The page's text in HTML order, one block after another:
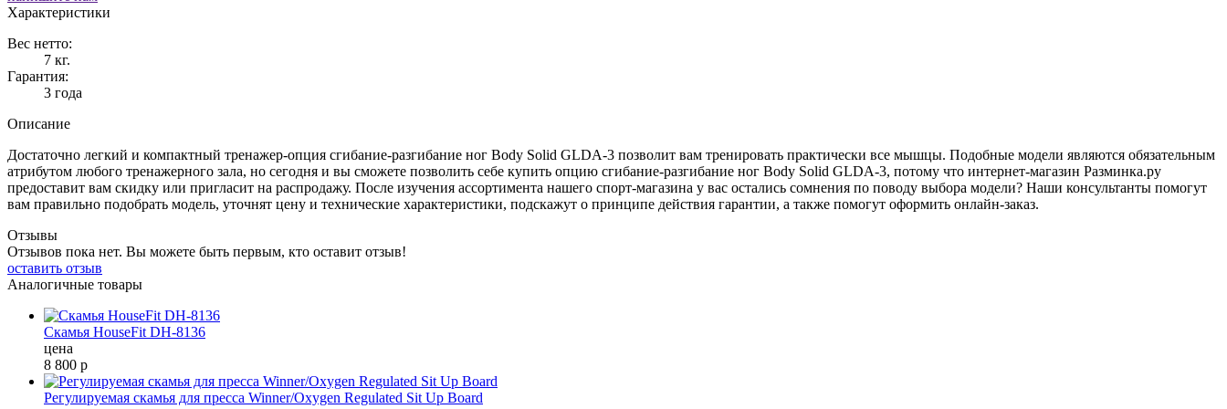
Характеристики
Вес нетто:
7 кг.
Гарантия:
3 года
Описание
Достаточно легкий и компактный тренажер-опция сгибание-разгибание ног Body Solid GLDA-3 позволит вам тренировать практически все мышцы. Подобные модели являются обязательным
атрибутом любого тренажерного зала, но сегодня и вы сможете позволить себе купить опцию сгибание-разгибание ног Body Solid GLDA-3, потому что интернет-магазин Разминка.ру
предоставит вам скидку или пригласит на распродажу. После изучения ассортимента нашего спорт-магазина у вас остались сомнения по поводу выбора модели? Наши консультанты помогут
вам правильно подобрать модель, уточнят цену и технические характеристики, подскажут о принципе действия гарантии, а также помогут оформить онлайн-заказ.
Отзывы
Отзывов пока нет. Вы можете быть первым, кто оставит отзыв!
оставить отзыв
Аналогичные товары
Скамья HouseFit DH-8136
цена
8 800 р
Регулируемая скамья для пресса Winner/Oxygen Regulated Sit Up Board